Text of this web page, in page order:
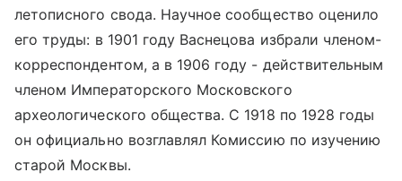
летописного свода. Научное сообщество оценило
его труды: в 1901 году Васнецова избрали членом-
корреспондентом, а в 1906 году - действительным
членом Императорского Московского
археологического общества. С 1918 по 1928 годы
он официально возглавлял Комиссию по изучению
старой Москвы.